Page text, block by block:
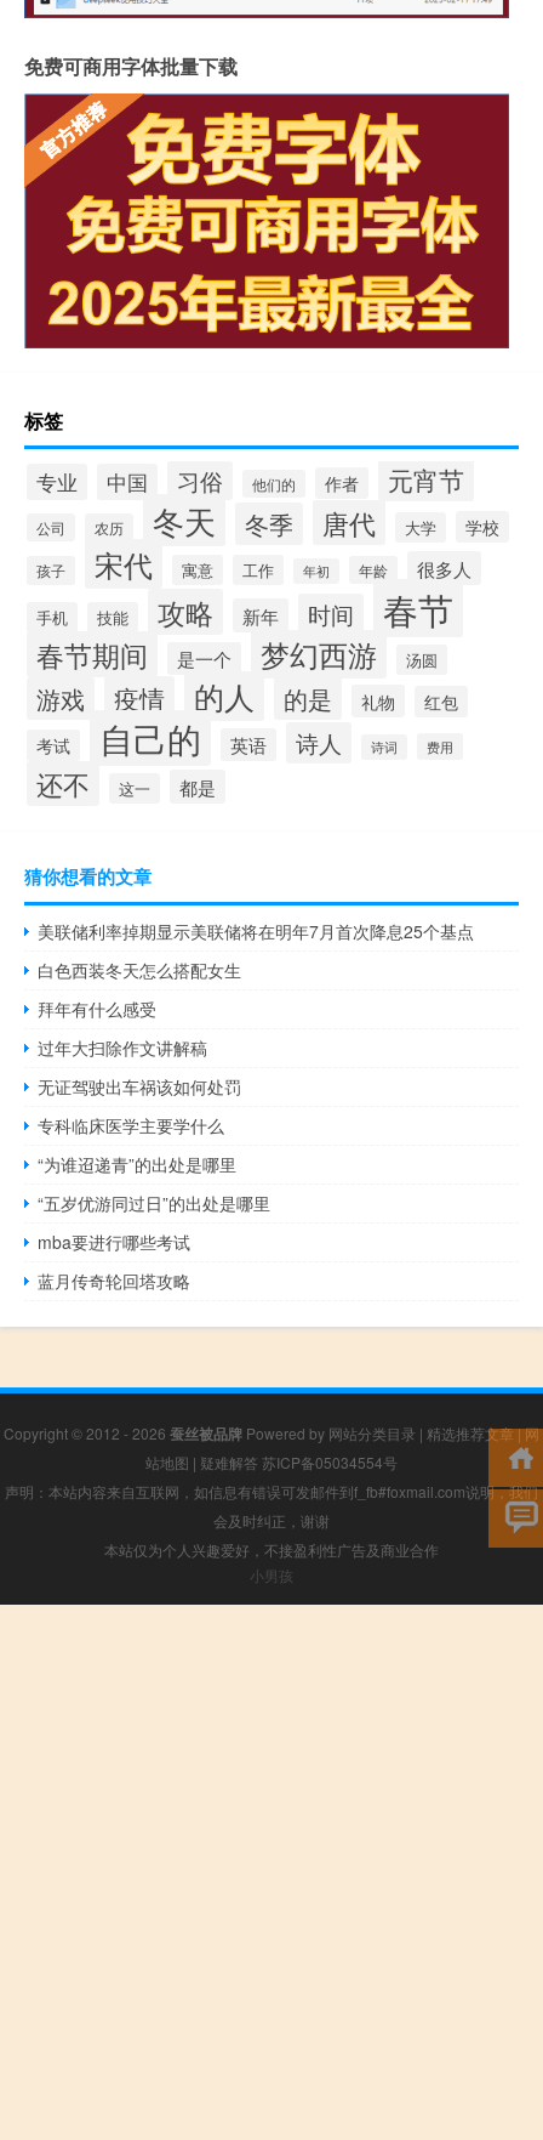
免费可商用字体批量下载
标签
专业 中国 习俗 他们的 作者 元宵节
公司 农历 冬天 冬季 唐代 大学 学校
孩子 宋代 寓意 工作 年初 年龄 很多人
手机 技能 攻略 新年 时间 春节
春节期间 是一个 梦幻西游 汤圆
游戏 疫情 的人 的是 礼物
红包
考试
自己的 英语 诗人 诗词 费用
还不 这一 都是
猜你想看的文章
美联储利率掉期显示美联储将在明年7月首次降息25个基点
白色西装冬天怎么搭配女生
拜年有什么感受
过年大扫除作文讲解稿
无证驾驶出车祸该如何处罚
专科临床医学主要学什么
“为谁迢递青”的出处是哪里
“五岁优游同过日”的出处是哪里
mba要进行哪些考试
蓝月传奇轮回塔攻略
Copyright © 2012 - 2026 蚕丝被品牌 Powered by 网站分类目录 | 精选推荐文章|网
站地图 | 疑难解答 苏ICP备05034554号
声明：本站内容来自互联网，如信息有错误可发邮件到f_fb#foxmail.com说明，我们
会及时纠正，谢谢
本站仅为个人兴趣爱好，不接盈利性广告及商业合作
小男孩